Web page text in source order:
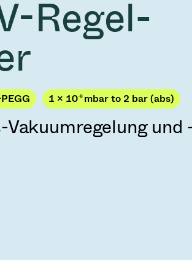
KR
Acquisition of Atonarp
Ad hoc announcement
Regel-
1 × 10-8 mbar to 2 bar (abs)
und